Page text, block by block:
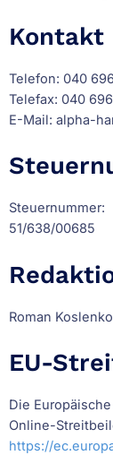
Kontakt
Telefon: 040
Telefax: 040
E-Mail: alpha-
Steuernummer:
51/638/00685
Roman Koslenko
EU-
Die
Online-
https://